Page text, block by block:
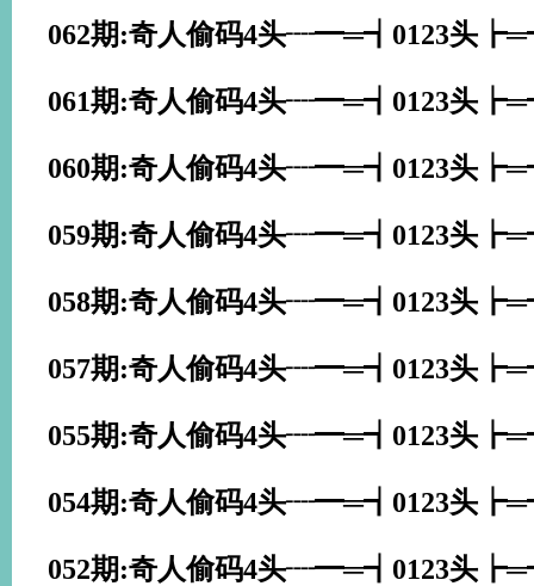
062期:奇人偷码4头┈━═┪0123头
061期:奇人偷码4头┈━═┪0123头
060期:奇人偷码4头┈━═┪0123头
059期:奇人偷码4头┈━═┪0123头
058期:奇人偷码4头┈━═┪0123头
057期:奇人偷码4头┈━═┪0123头
055期:奇人偷码4头┈━═┪0123头
054期:奇人偷码4头┈━═┪0123头
052期:奇人偷码4头┈━═┪0123头